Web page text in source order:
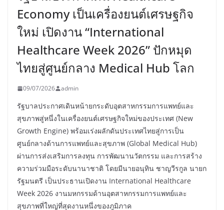
Economy เป็นเครื่องยนต์เศรษฐกิจ
ใหม่ เปิดงาน “International
Healthcare Week 2026” ปักหมุด
ไทยสู่ศูนย์กลาง Medical Hub โลก
09/07/2026 admin
รัฐบาลประกาศเดินหน้ายกระดับอุตสาหกรรมการแพทย์และ
สุขภาพสู่หนึ่งในเครื่องยนต์เศรษฐกิจใหม่ของประเทศ (New
Growth Engine) พร้อมเร่งผลักดันประเทศไทยสู่การเป็น
ศูนย์กลางด้านการแพทย์และสุขภาพ (Global Medical Hub)
ผ่านการส่งเสริมการลงทุน การพัฒนานวัตกรรม และการสร้าง
ความร่วมมือระดับนานาชาติ โดยมีนายอนุทิน ชาญวีรกูล นายก
รัฐมนตรี เป็นประธานเปิดงาน International Healthcare
Week 2026 งานมหกรรมด้านอุตสาหกรรมการแพทย์และ
สุขภาพที่ใหญ่ที่สุดงานหนึ่งของภูมิภาค